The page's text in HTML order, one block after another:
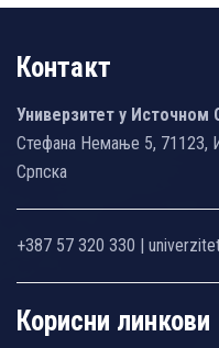
Контакт
Универзитет у Источном
Стефана Немање 5, 71123,
Српска
+387 57 320 330 |
Корисни линкови